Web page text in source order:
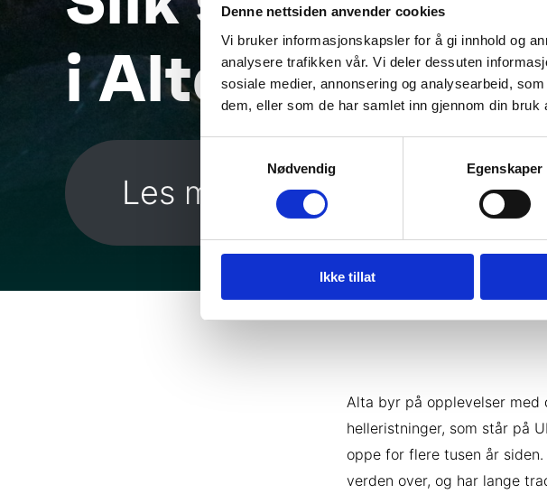
Denne nettsiden anvender cookies
Vi bruker informasjonskapsler for å gi innhold og
analysere trafikken vår. Vi deler dessuten
sosiale medier, annonsering og analysearbeid,
dem, eller som de har samlet inn gjennom din bruk
Nødvendig
Egenskaper
Ikke tillat
i Alta
Les mer her
Alta byr på opplevelser med
helleristninger, som står på
oppe for flere tusen år
verden over, og har lange